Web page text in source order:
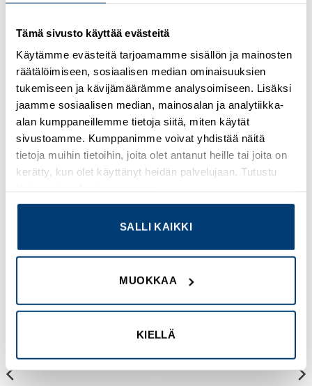
Tämä sivusto käyttää evästeitä
Käytämme evästeitä tarjoamamme sisällön ja mainosten
räätälöimiseen, sosiaalisen median ominaisuuksien
tukemiseen ja kävijämäärämme analysoimiseen. Lisäksi
jaamme sosiaalisen median, mainosalan ja analytiikka-
alan kumppaneillemme tietoja siitä, miten käytät
sivustoamme. Kumppanimme voivat yhdistää näitä
tietoja muihin tietoihin, joita olet antanut heille tai joita on
kerätty, kun olet käyttänyt heidän palvelujaan. Tutustu
SALLI KAIKKI
MUOKKAA
KIELLÄ
nominal current: 30 A, nom. voltage: 32 V, width: 6 mm,
fuse type: Slow-blow, fuse type: Automatic device,
mounting type: on base element, Color: light green
Lisätietoja tuotteesta
Osasto:Muut sulaketarvikkeet